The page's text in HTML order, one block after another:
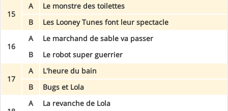
15
A
Le monstre des toilettes
B
Les Looney Tunes font leur spectacle
16
A
Le marchand de sable va passer
B
Le robot super guerrier
17
A
L'heure du bain
B
Bugs et Lola
A
La revanche de Lola